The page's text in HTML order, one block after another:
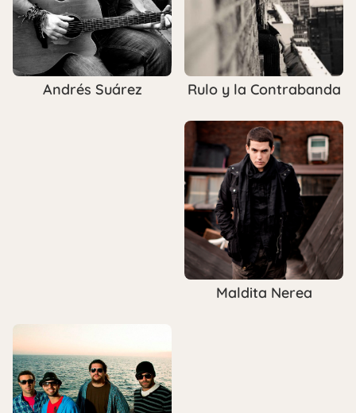
Andrés Suárez Rulo y la Contrabanda
Maldita Nerea